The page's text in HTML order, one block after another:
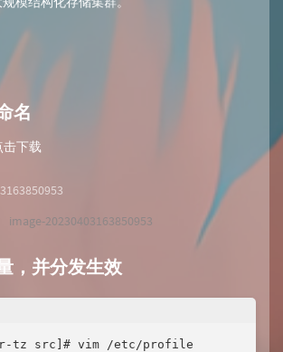
名
击下载
image-20230403163850953
，并分发生效
tz src]# vim /etc/profile